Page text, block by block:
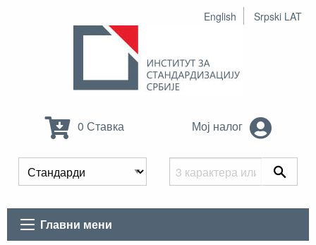
English Srpski LAT
0 Ставка Мој налог
Главни мени